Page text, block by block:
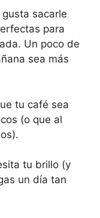
sacarle
para
Un poco de
sea más
tu café sea
(o que al
tu brillo (y
un día tan